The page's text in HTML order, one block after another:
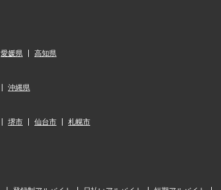
愛媛県 高知県
沖縄県
堺市 仙台市 札幌市